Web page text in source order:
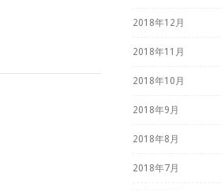
2018年12月
2018年11月
2018年10月
2018年9月
2018年8月
2018年7月